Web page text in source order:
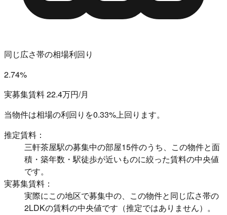
同じ広さ帯の相場利回り
2.74%
実募集賃料 22.4万円/月
当物件は相場の利回りを0.33%上回ります。
推定賃料：
三軒茶屋駅の募集中の部屋15件のうち、この物件と面
積・築年数・駅徒歩が近いものに絞った賃料の中央値
です。
実募集賃料：
実際にこの地区で募集中の、この物件と同じ広さ帯の
2LDKの賃料の中央値です（推定ではありません）。